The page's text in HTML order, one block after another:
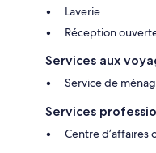
Laverie
Réception
Services aux
Service de
Services
Centre d’affaires